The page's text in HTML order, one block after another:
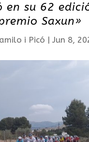
en su 62
Saxun»
i Picó | Jun 8,